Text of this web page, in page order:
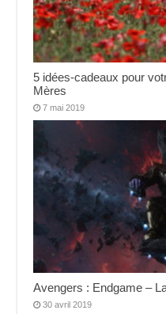
5 idées-cadeaux pour
Mères
7 mai 2019
Avengers : Endgame –
30 avril 2019